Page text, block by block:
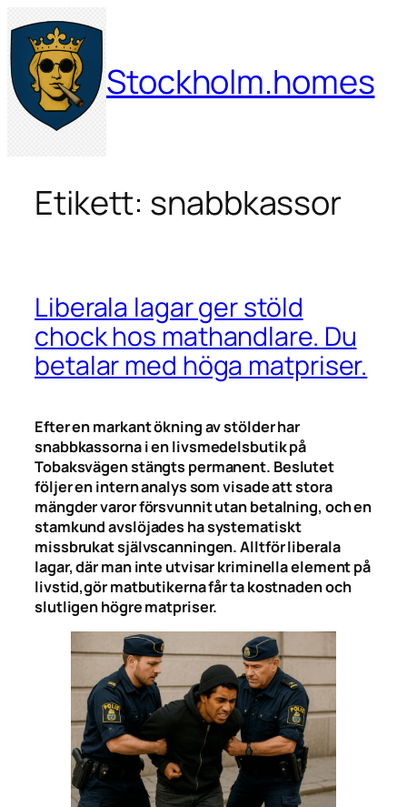
Hoppa
till
innehåll
Stockholm.homes
Etikett: snabbkassor
Liberala lagar ger stöld
chock hos mathandlare. Du
betalar med höga matpriser.
Efter en markant ökning av stölder har
snabbkassorna i en livsmedelsbutik på
Tobaksvägen stängts permanent. Beslutet
följer en intern analys som visade att stora
mängder varor försvunnit utan betalning, och en
stamkund avslöjades ha systematiskt
missbrukat självscanningen. Alltför liberala
lagar, där man inte utvisar kriminella element på
livstid,gör matbutikerna får ta kostnaden och
slutligen högre matpriser.